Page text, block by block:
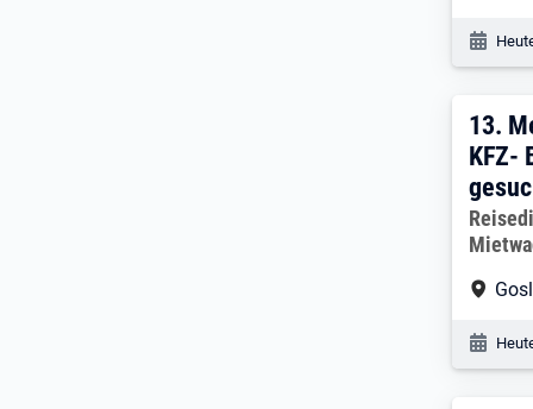
13.
13.
KFZ-